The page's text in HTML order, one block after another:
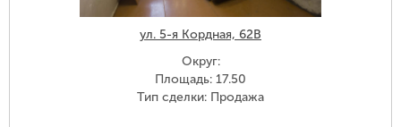
ул. 5-я Кордная, 62В
Округ:
Площадь: 17.50
Тип сделки: Продажа